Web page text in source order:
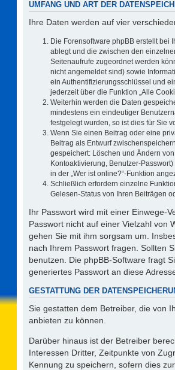
UMFANG UND ART DER
Ihre Daten werden auf vier
Die Forensoftware phpBB erstellt bei
ablegt und die zwischen den
Seitenaufrufe zugeordnet werden
nicht angemeldet sind) sowie
ein Authentifizierungsschlüssel und
jederzeit über die Funktion „Alle
Weiterhin werden die Daten
mindestens ein eindeutiger
festgelegt wurden, so ist dies für Sie
Wenn Sie einen Beitrag oder eine
Beitrag als Entwurf
gespeichert: Löschen und Ändern
Kontoaktivierung, Benutzer-
in der „Wer ist online?“-Funktion
Schließlich erfordern einzelne
Gelesen-Status von Ihren Beiträgen
Ihr Passwort wird mit einer Einwege-
Passwort nicht auf einer Vielzahl von
gehen Sie mit ihm sorgsam um.
nach Ihrem Passwort fragen. Sollten
benutzen. Die phpBB-Software fragt
generiertes Passwort an diese
GESTATTUNG DER
Sie gestatten dem Betreiber, die von
anbieten zu können.
Darüber hinaus ist der Betreiber
Interessen Dritter, Zeitpunkte von
Kennung zu speichern, sofern dies